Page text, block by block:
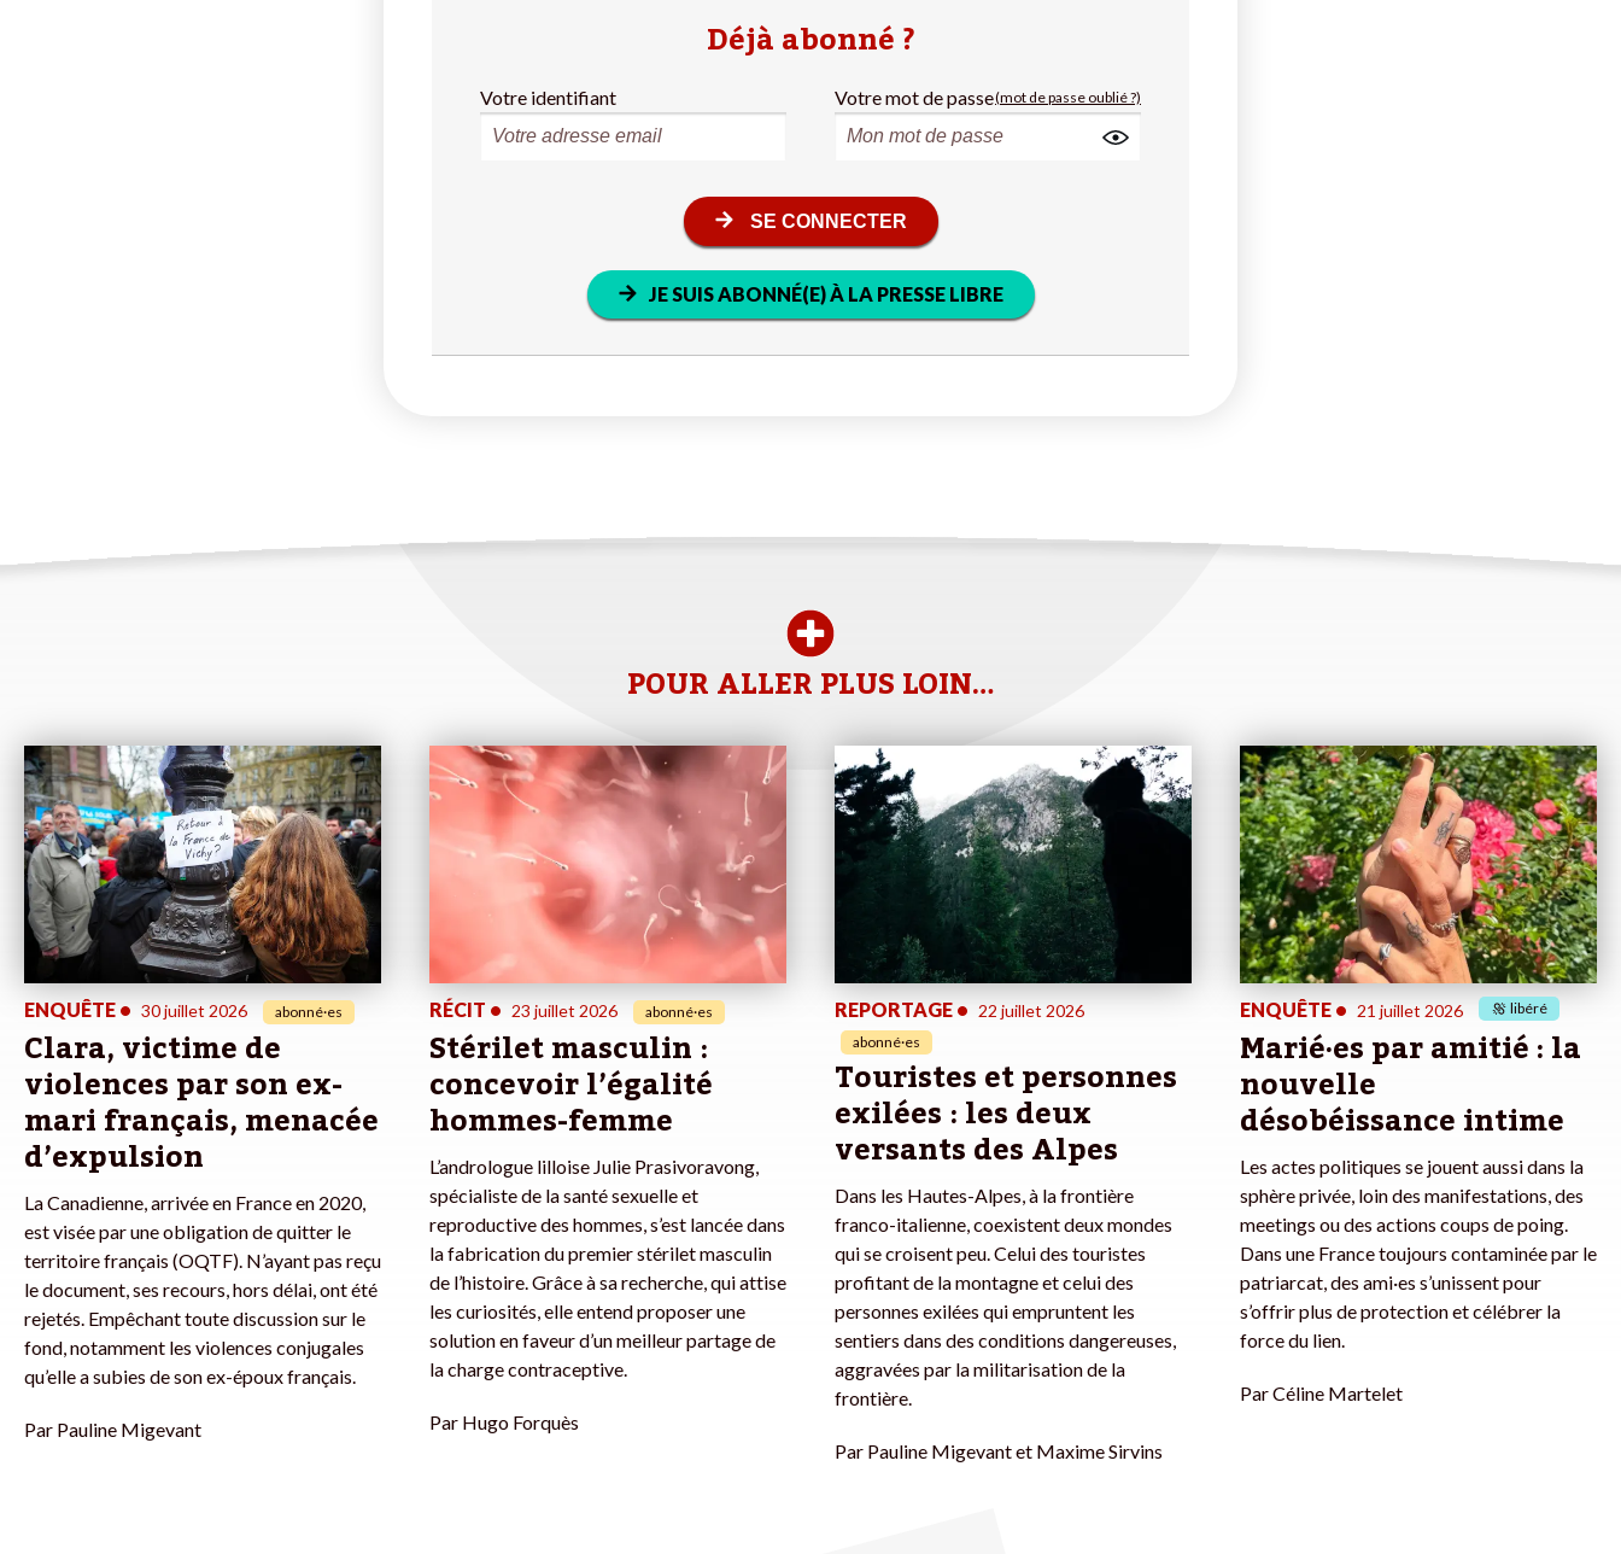
Déjà abonné ?
Votre identifiant Votre mot de passe(mot de passe oublié ?)
SE CONNECTER
JE SUIS ABONNÉ(E) À LA PRESSE LIBRE
POUR ALLER PLUS LOIN…
ENQUÊTE • 30 juillet 2026 abonné·es
Clara, victime de
violences par son ex-
mari français, menacée
d’expulsion
La Canadienne, arrivée en France en 2020,
est visée par une obligation de quitter le
territoire français (OQTF). N’ayant pas reçu
le document, ses recours, hors délai, ont été
rejetés. Empêchant toute discussion sur le
fond, notamment les violences conjugales
qu’elle a subies de son ex-époux français.
Par Pauline Migevant
RÉCIT • 23 juillet 2026 abonné·es
Stérilet masculin :
concevoir l’égalité
hommes-femme
L’andrologue lilloise Julie Prasivoravong,
spécialiste de la santé sexuelle et
reproductive des hommes, s’est lancée dans
la fabrication du premier stérilet masculin
de l’histoire. Grâce à sa recherche, qui attise
les curiosités, elle entend proposer une
solution en faveur d’un meilleur partage de
la charge contraceptive.
Par Hugo Forquès
REPORTAGE • 22 juillet 2026
abonné·es
Touristes et personnes
exilées : les deux
versants des Alpes
Dans les Hautes-Alpes, à la frontière
franco-italienne, coexistent deux mondes
qui se croisent peu. Celui des touristes
profitant de la montagne et celui des
personnes exilées qui empruntent les
sentiers dans des conditions dangereuses,
aggravées par la militarisation de la
frontière.
Par Pauline Migevant et Maxime Sirvins
ENQUÊTE • 21 juillet 2026 libéré
Marié·es par amitié : la
nouvelle
désobéissance intime
Les actes politiques se jouent aussi dans la
sphère privée, loin des manifestations, des
meetings ou des actions coups de poing.
Dans une France toujours contaminée par le
patriarcat, des ami·es s’unissent pour
s’offrir plus de protection et célébrer la
force du lien.
ParCéline Martelet